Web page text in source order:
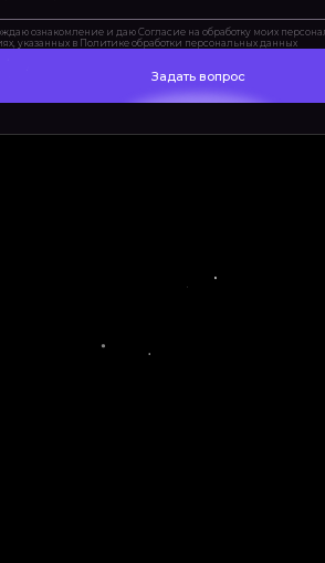
ознакомление и даю Согласие на обработку моих
указанных в Политике обработки персональных данных
Задать вопрос